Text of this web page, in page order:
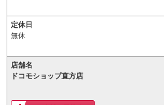
定休日
無休
店舗名
ドコモショップ直方店